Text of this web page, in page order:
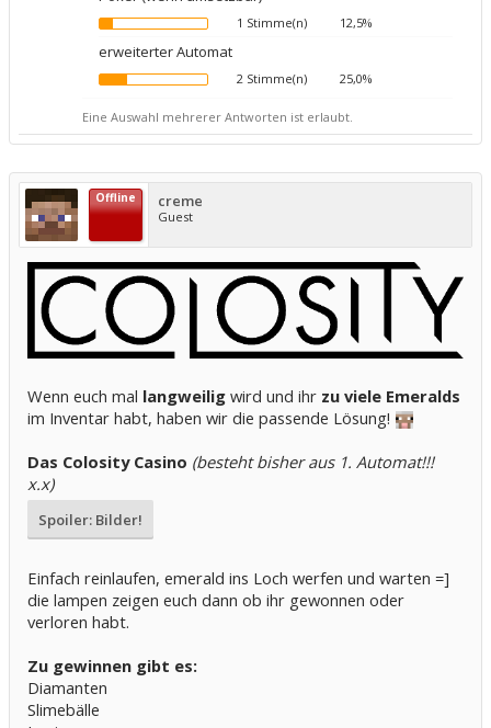
1 Stimme(n) 12,5%
erweiterter Automat
2 Stimme(n) 25,0%
Eine Auswahl mehrerer Antworten ist erlaubt.
Offline creme
Guest
Wenn euch mal langweilig wird und ihr zu viele Emeralds
im Inventar habt, haben wir die passende Lösung!
Das Colosity Casino (besteht bisher aus 1. Automat!!!
x.x)
Spoiler: Bilder!
Einfach reinlaufen, emerald ins Loch werfen und warten =]
die lampen zeigen euch dann ob ihr gewonnen oder
verloren habt.
Zu gewinnen gibt es:
Diamanten
Slimebälle